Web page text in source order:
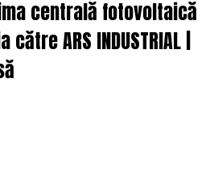
centrală fotovoltaică
ARS INDUSTRIAL |